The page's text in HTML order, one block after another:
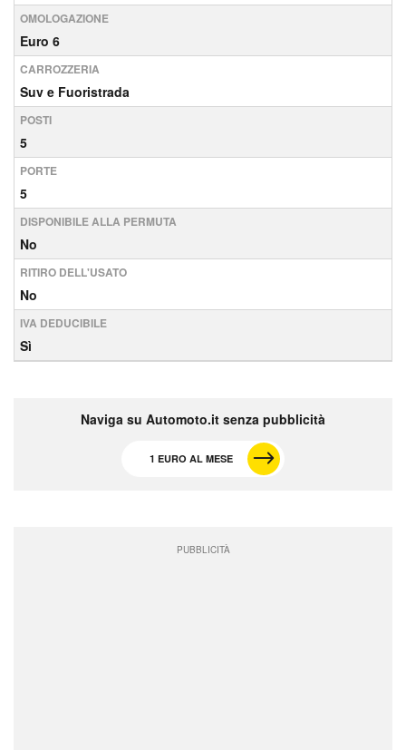
OMOLOGAZIONE
Euro 6
CARROZZERIA
Suv e Fuoristrada
POSTI
5
PORTE
5
DISPONIBILE ALLA PERMUTA
No
RITIRO DELL'USATO
No
IVA DEDUCIBILE
Sì
Naviga su Automoto.it senza pubblicità
1 EURO AL MESE
PUBBLICITÀ